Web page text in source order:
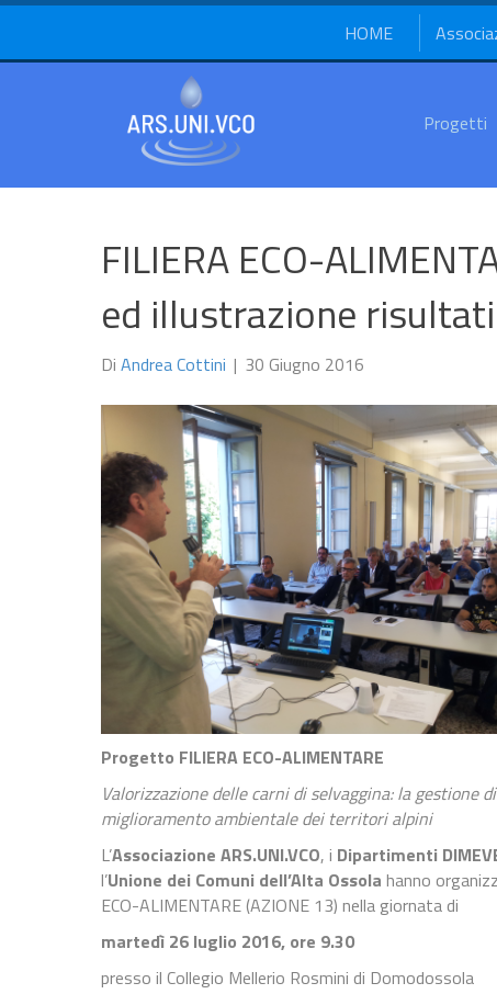
HOME
Progetti
FILIERA ECO-
ed illustrazione risultati
Di Andrea Cottini | 30 Giugno 2016
Progetto FILIERA ECO-ALIMENTARE
Valorizzazione delle carni di selvaggina: la
miglioramento ambientale dei territori alpini
L’Associazione ARS.UNI.VCO, i Dipartimenti
l’Unione dei Comuni dell’Alta Ossola hanno
ECO-ALIMENTARE (AZIONE 13) nella giornata di
martedì 26 luglio 2016, ore 9.30
presso il Collegio Mellerio Rosmini di Domodossola